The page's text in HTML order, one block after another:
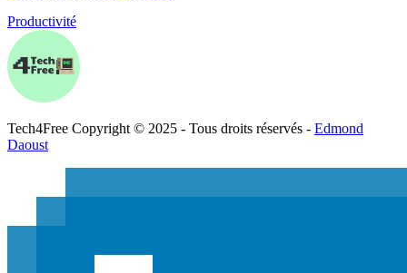
Productivité
Tech4Free Copyright © 2025 - Tous droits réservés - Edmond
Daoust